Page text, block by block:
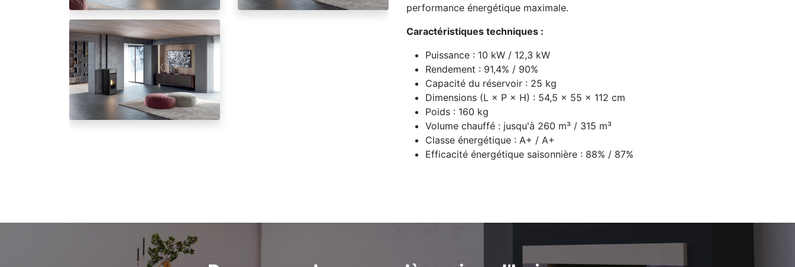
performance énergétique maximale.
Caractéristiques techniques :
Puissance : 10 kW / 12,3 kW
Rendement : 91,4% / 90%
Capacité du réservoir : 25 kg
Dimensions (L × P × H) : 54,5 × 55 × 112 cm
Poids : 160 kg
Volume chauffé : jusqu'à 260 m³ / 315 m³
Classe énergétique : A+ / A+
Efficacité énergétique saisonnière : 88% / 87%